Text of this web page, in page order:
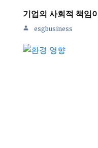
기업의 사회적 책임
esgbusiness